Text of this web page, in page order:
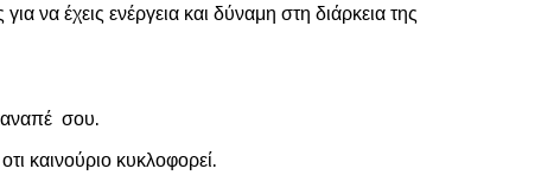
να έχεις ενέργεια και δύναμη στη διάρκεια της
σου.
καινούριο κυκλοφορεί.